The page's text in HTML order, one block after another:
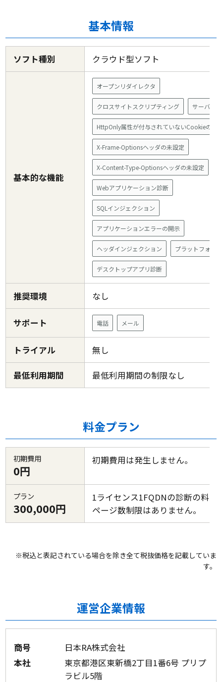
基本情報
ソフト種別 クラウド型ソフト
基本的な機能
オープンリダイレクタ
クロスサイトスクリプティング サーバ設定
HttpOnly属性が付与されていないCookieの利
X-Frame-Optionsヘッダの未設定
X-Content-Type-Optionsヘッダの未設定
Webアプリケーション診断
SQLインジェクション
アプリケーションエラーの開示
ヘッダインジェクション プラットフォー
デスクトップアプリ診断
推奨環境 なし
サポート 電話 メール
トライアル 無し
最低利用期間 最低利用期間の制限なし
料金プラン
初期費用
0円
初期費用は発生しません。
プラン
300,000円
1ライセンス1FQDNの診断の料金
ページ数制限はありません。
※税込と表記されている場合を除き全て税抜価格を記載していま
す。
運営企業情報
商号
日本RA株式会社
本社
東京都港区東新橋2丁目1番6号 プリプ
ラビル5階